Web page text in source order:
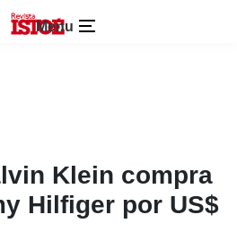
Menu
Klein compra
Hilfiger por US$